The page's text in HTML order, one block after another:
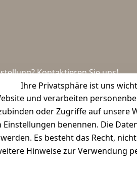
Ihre Privatsphäre ist uns
und verarbeiten
oder Zugriffe auf
benennen. Die
Es besteht das Recht,
Hinweise zur Verwendung
Kontaktieren Sie uns!